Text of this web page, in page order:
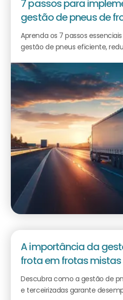
7 passos para
gestão de pneus de
Aprenda os 7 passos
gestão de pneus eficiente,
A importância da
frota em frotas mistas
Descubra como a gestão de
e terceirizadas garante